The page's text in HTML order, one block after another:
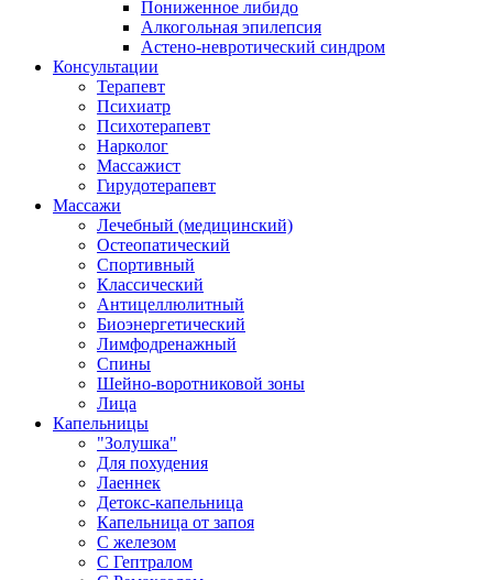
Пониженное либидо
Алкогольная эпилепсия
Астено-невротический синдром
Консультации
Терапевт
Психиатр
Психотерапевт
Нарколог
Массажист
Гирудотерапевт
Массажи
Лечебный (медицинский)
Остеопатический
Спортивный
Классический
Антицеллюлитный
Биоэнергетический
Лимфодренажный
Спины
Шейно-воротниковой зоны
Лица
Капельницы
"Золушка"
Для похудения
Лаеннек
Детокс-капельница
Капельница от запоя
С железом
С Гептралом